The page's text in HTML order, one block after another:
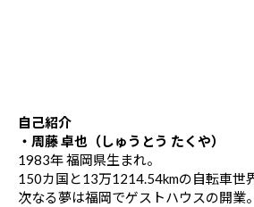
自己紹介
・周藤 卓也（しゅうとう たくや）
1983年 福岡県生まれ。
150カ国と13万1214.54kmの自転車世
次なる夢は福岡でゲストハウスの開業。